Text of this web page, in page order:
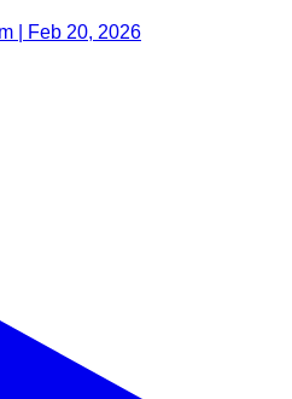
| Feb 20, 2026